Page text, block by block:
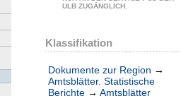
ULB ZUGÄNGLICH.
Klassifikation
Dokumente zur Region →
Amtsblätter. Statistische
Berichte → Amtsblätter